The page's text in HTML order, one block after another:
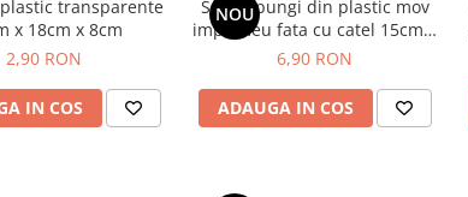
transparente
x 18cm x 8cm
2,90 RON
IN COS
NOU
Set 50 pungi din plastic mov
imprimeu fata cu catel 15cm x
9cm
6,90 RON
ADAUGA IN COS